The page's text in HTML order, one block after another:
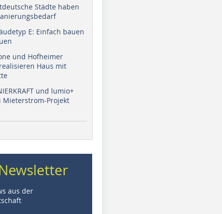
Städte haben
E: Einfach bauen
und Hofheimer
Haus mit
und lumio+
Mieterstrom-Projekt
aus der